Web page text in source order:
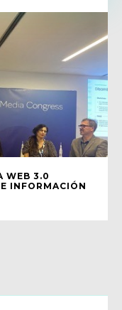
WEB 3.0
INFORMACIÓN